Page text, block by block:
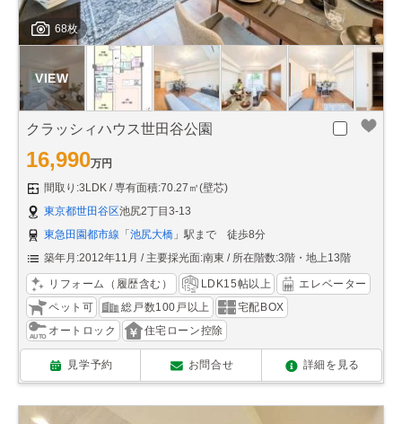
68枚
クラッシィハウス世田谷公園
16,990万円
間取り:3LDK
専有面積:70.27㎡(壁芯)
東京都世田谷区池尻2丁目3-13
東急田園都市線 「 池尻大橋 」駅まで 徒歩8分
築年月:2012年11月
主要採光面:南東 所在階数:3階・地上13階
リフォーム（履歴含む） LDK15帖以上
エレベーター
ペット可
総戸数100戸以上
宅配BOX
オートロック
住宅ローン控除
見学予約 お問合せ 詳細を見る